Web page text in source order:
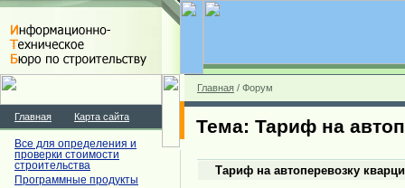
Главная Карта сайта
Все для определения и
проверки стоимости
строительства
Программные продукты
Главная / Форум
Тема: Тариф на
Тариф на автоперевозку